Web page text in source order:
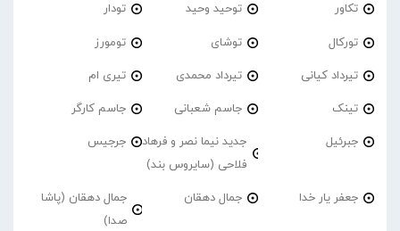
تکاور توحید وحید تودار
تورکال توشای تومورز
تیرداد کیانی تیرداد محمدی تیری ام
تینک جاسم شعبانی جاسم کارگر
جبرئیل
جدید نیما نصر و فرهاد
فلاحی (سایروس بند)
جرجیس
جعفر یار خدا جمال دهقان
جمال دهقان (پاشا
صدا)